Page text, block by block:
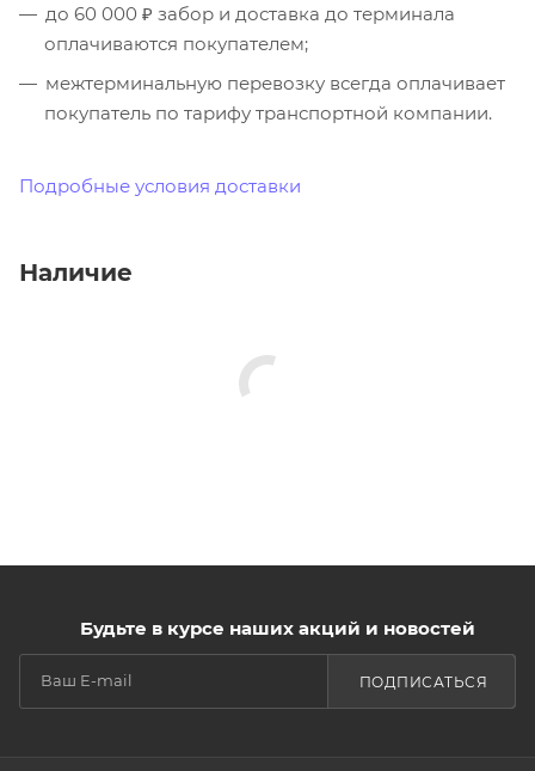
до 60 000 ₽ забор и доставка до терминала
оплачиваются покупателем;
межтерминальную перевозку всегда оплачивает
покупатель по тарифу транспортной компании.
Подробные условия доставки
Наличие
Будьте в курсе наших акций и новостей
ПОДПИСАТЬСЯ